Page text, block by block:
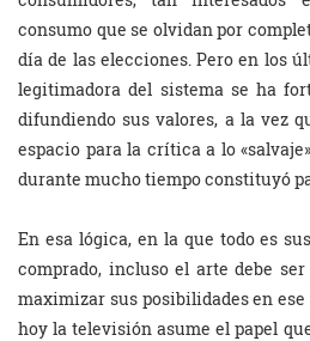
consumo que se olvidan por
día de las elecciones. Pero en los
legitimadora del sistema se ha
difundiendo sus valores, a la vez
espacio para la crítica a lo
durante mucho tiempo constituyó
En esa lógica, en la que todo es
comprado, incluso el arte debe
maximizar sus posibilidades en
hoy la televisión asume el papel